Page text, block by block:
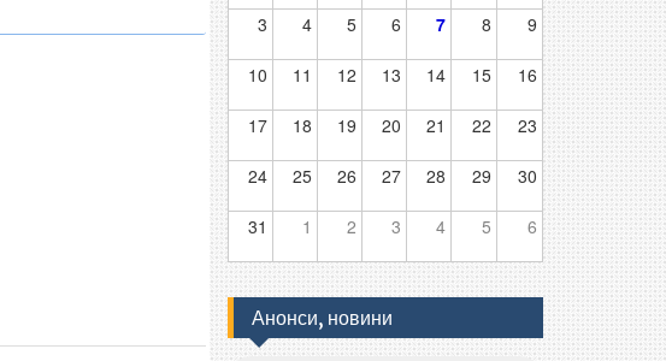
3 4 5 6 7 8 9
10 11 12 13 14 15 16
17 18 19 20 21 22 23
24 25 26 27 28 29 30
31 1 2 3 4 5 6
Анонси, новини